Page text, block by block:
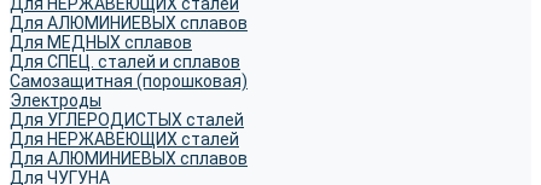
Для АЛЮМИНИЕВЫХ сплавов
Для МЕДНЫХ сплавов
Для СПЕЦ. сталей и сплавов
Самозащитная (порошковая)
Электроды
Для УГЛЕРОДИСТЫХ сталей
Для НЕРЖАВЕЮЩИХ сталей
Для АЛЮМИНИЕВЫХ сплавов
Для ЧУГУНА